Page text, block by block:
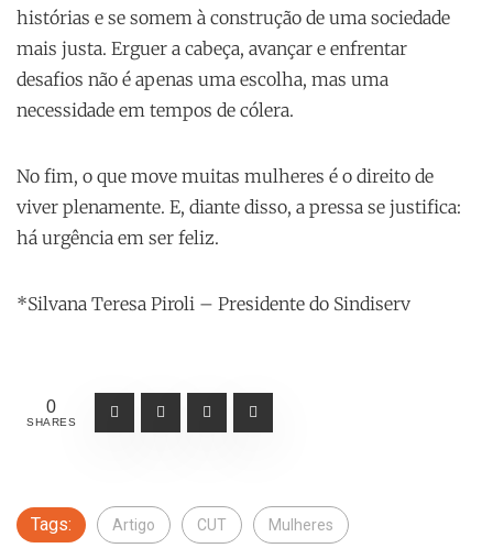
histórias e se somem à construção de uma sociedade
mais justa. Erguer a cabeça, avançar e enfrentar
desafios não é apenas uma escolha, mas uma
necessidade em tempos de cólera.
No fim, o que move muitas mulheres é o direito de
viver plenamente. E, diante disso, a pressa se justifica:
há urgência em ser feliz.
*Silvana Teresa Piroli – Presidente do Sindiserv
0
SHARES
Tags: Artigo CUT Mulheres